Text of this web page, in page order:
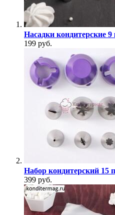
Насадки кондитерские
199 руб.
Набор кондитерский 15
399 руб.